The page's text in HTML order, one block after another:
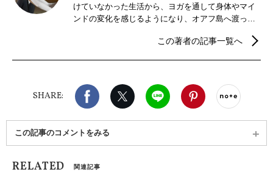
けていなかった生活から、ヨガを通して身体やマイ
ンドの変化を感じるようになり、オアフ島へ渡って
ヨガを実践し、日々探究。“今“ある自分を最大限体験
この著者の記事一覧へ
SHARE:
Facebook X（旧twitter）
LINE Pinterest
この記事のコメントをみる
RELATED 関連記事